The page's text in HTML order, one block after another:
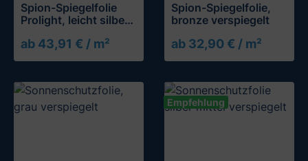
Spion-Spiegelfolie
Prolight, leicht silber
ab 43,91 € / m²
Spion-Spiegelfolie,
bronze verspiegelt
ab 32,90 € / m²
Empfehlung